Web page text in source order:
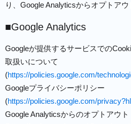
り、Google Analyticsからオプトアウ
■Google Analytics
Googleが提供するサービスでの
取扱いについて
(https://policies.google.com/
Googleプライバシーポリシー
(https://policies.google.com/
Google Analyticsからのオプトアウト